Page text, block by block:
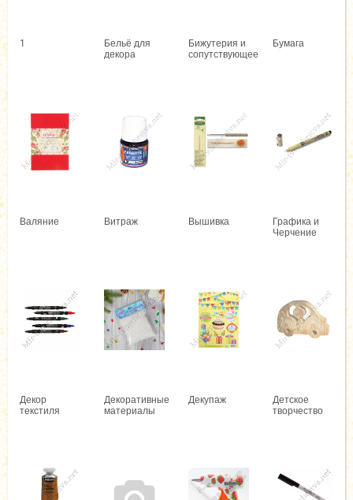
1
Бельё для
декора
Бижутерия и
сопутствующее
Бумага
Валяние Витраж Вышивка
Графика и
Черчение
Декор
текстиля
Декоративные
материалы
Декупаж
Детское
творчество